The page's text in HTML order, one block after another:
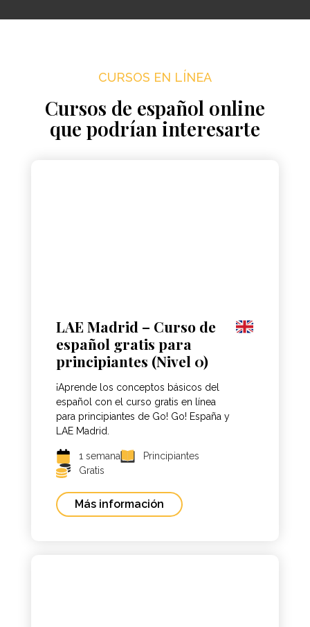
CURSOS EN LÍNEA
Cursos de español online
que podrían interesarte
LAE Madrid – Curso de
español gratis para
principiantes (Nivel 0)
¡Aprende los conceptos básicos del
español con el curso gratis en línea
para principiantes de Go! Go! España y
LAE Madrid.
1 semana
Principiantes
Gratis
Más información